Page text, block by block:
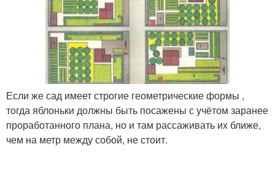
Если же сад имеет строгие геометрические формы ,
тогда яблоньки должны быть посажены с учётом заранее
проработанного плана, но и там рассаживать их ближе,
чем на метр между собой, не стоит.